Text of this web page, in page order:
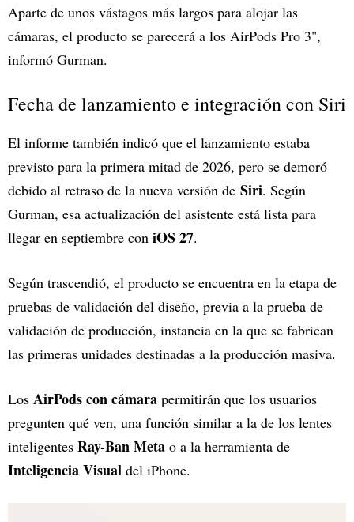
Aparte de unos vástagos más largos para alojar las
cámaras, el producto se parecerá a los AirPods Pro 3",
informó Gurman.
Fecha de lanzamiento e integración con Siri
El informe también indicó que el lanzamiento estaba
previsto para la primera mitad de 2026, pero se demoró
debido al retraso de la nueva versión de Siri. Según
Gurman, esa actualización del asistente está lista para
llegar en septiembre con iOS 27.
Según trascendió, el producto se encuentra en la etapa de
pruebas de validación del diseño, previa a la prueba de
validación de producción, instancia en la que se fabrican
las primeras unidades destinadas a la producción masiva.
Los AirPods con cámara permitirán que los usuarios
pregunten qué ven, una función similar a la de los lentes
inteligentes Ray-Ban Meta o a la herramienta de
Inteligencia Visual del iPhone.